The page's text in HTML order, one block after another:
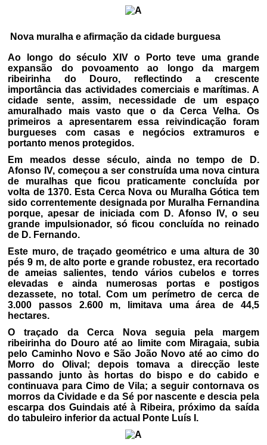
Nova muralha e afirmação da cidade burguesa
Ao longo do século XIV o Porto teve uma grande
expansão do povoamento ao longo da margem
ribeirinha do Douro, reflectindo a crescente
importância das actividades comerciais e marítimas. A
cidade sente, assim, necessidade de um espaço
amuralhado mais vasto que o da Cerca Velha. Os
primeiros a apresentarem essa reivindicação foram
burgueses com casas e negócios extramuros e
portanto menos protegidos.
Em meados desse século, ainda no tempo de D.
Afonso IV, começou a ser construída uma nova cintura
de muralhas que ficou praticamente concluída por
volta de 1370. Esta Cerca Nova ou Muralha Gótica tem
sido correntemente designada por Muralha Fernandina
porque, apesar de iniciada com D. Afonso IV, o seu
grande impulsionador, só ficou concluída no reinado
de D. Fernando.
Este muro, de traçado geométrico e uma altura de 30
pés 9 m, de alto porte e grande robustez, era recortado
de ameias salientes, tendo vários cubelos e torres
elevadas e ainda numerosas portas e postigos
dezassete, no total. Com um perímetro de cerca de
3.000 passos 2.600 m, limitava uma área de 44,5
hectares.
O traçado da Cerca Nova seguia pela margem
ribeirinha do Douro até ao limite com Miragaia, subia
pelo Caminho Novo e São João Novo até ao cimo do
Morro do Olival; depois tomava a direcção leste
passando junto às hortas do bispo e do cabido e
continuava para Cimo de Vila; a seguir contornava os
morros da Cividade e da Sé por nascente e descia pela
escarpa dos Guindais até à Ribeira, próximo da saída
do tabuleiro inferior da actual Ponte Luís I.